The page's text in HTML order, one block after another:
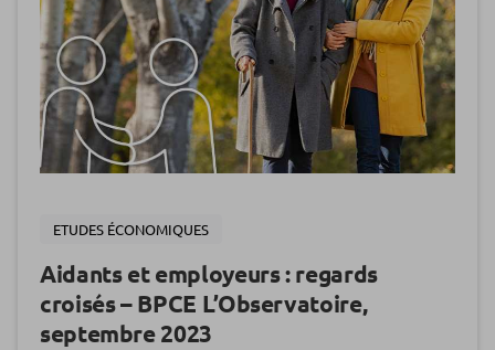
ETUDES ÉCONOMIQUES
Aidants et employeurs : regards
croisés – BPCE L’Observatoire,
septembre 2023